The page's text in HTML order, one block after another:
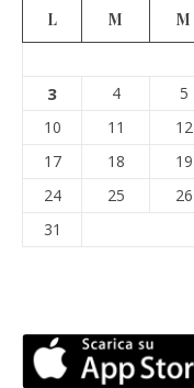
L M M
3 4 5
10
11 12
17
18 19
24
25 26
31